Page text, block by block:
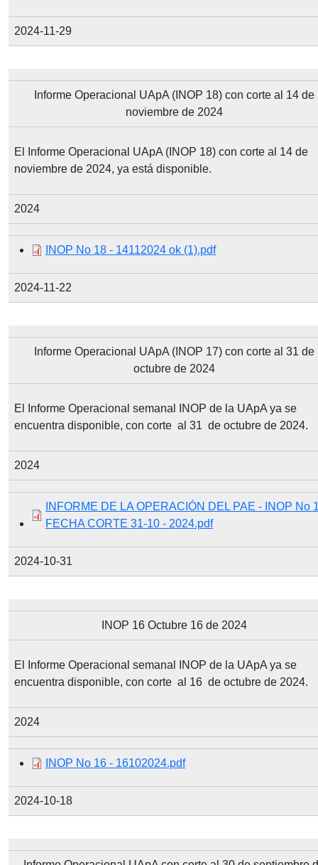
2024-11-29
Informe Operacional UApA (INOP 18) con corte al 14 de
noviembre de 2024
El Informe Operacional UApA (INOP 18) con corte al 14 de
noviembre de 2024, ya está disponible.
2024
Document
INOP No 18 - 14112024 ok (1).pdf
2024-11-22
Informe Operacional UApA (INOP 17) con corte al 31 de
octubre de 2024
El Informe Operacional semanal INOP de la UApA ya se
encuentra disponible, con corte al 31 de octubre de 2024.
2024
Document
INFORME DE LA OPERACIÓN DEL PAE - INOP No
FECHA CORTE 31-10 - 2024.pdf
2024-10-31
INOP 16 Octubre 16 de 2024
El Informe Operacional semanal INOP de la UApA ya se
encuentra disponible, con corte al 16 de octubre de 2024.
2024
Document
INOP No 16 - 16102024.pdf
2024-10-18